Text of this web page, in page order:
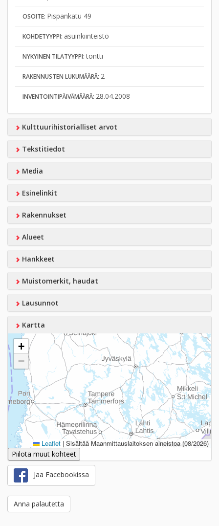
OSOITE: Pispankatu 49
KOHDETYYPPI: asuinkiinteistö
NYKYINEN TILATYYPPI:tontti
RAKENNUSTEN LUKUMÄÄRÄ: 2
INVENTOINTIPÄIVÄMÄÄRÄ: 28.04.2008
Kulttuurihistorialliset arvot
Tekstitiedot
Media
Esinelinkit
Rakennukset
Alueet
Hankkeet
Muistomerkit, haudat
Lausunnot
Kartta
+
−
Leaflet | Sisältää Maanmittauslaitoksen aineistoa (08/2026)
Piilota muut kohteet
Jaa Facebookissa
Anna palautetta